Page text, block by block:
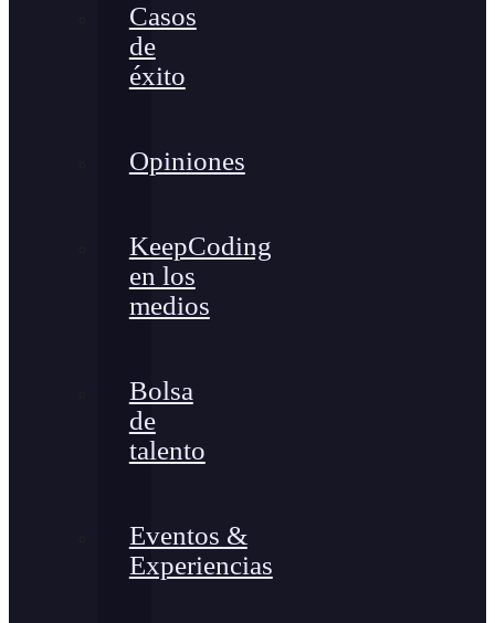
Casos
de
éxito
Opiniones
KeepCoding
en los
medios
Bolsa
de
talento
Eventos &
Experiencias